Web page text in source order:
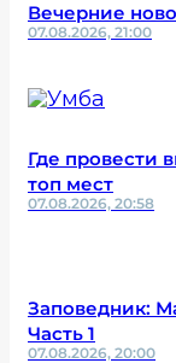
Вечерние
07.08.2026, 21:00
Где провести
топ мест
07.08.2026, 20:58
Заповедник:
Часть 1
07.08.2026, 20:00